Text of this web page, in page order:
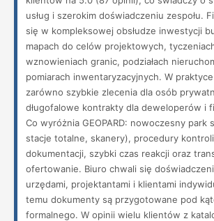
usług i szerokim doświadczeniu zespołu.
się w kompleksowej obsłudze inwestycji
mapach do celów projektowych,
wznowieniach granic, podziałach
pomiarach inwentaryzacyjnych. W
zarówno szybkie zlecenia dla osób
długofalowe kontrakty dla deweloperów i
Co wyróżnia GEOPARD: nowoczesny park
stacje totalne, skanery), procedury
dokumentacji, szybki czas reakcji oraz
ofertowanie. Biuro chwali się
urzędami, projektantami i klientami
temu dokumenty są przygotowane pod
formalnego. W opinii wielu klientów z